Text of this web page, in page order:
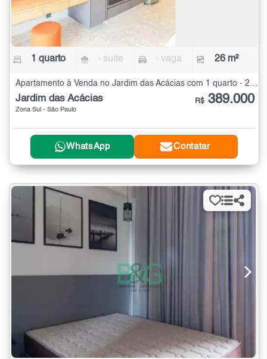
1 quarto - suíte - vaga 26 m²
Jardim das Acácias
Zona Sul - São Paulo
R$ 389.000
WhatsApp Contatar